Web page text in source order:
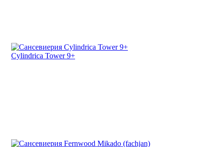
Cylindrica Tower 9+